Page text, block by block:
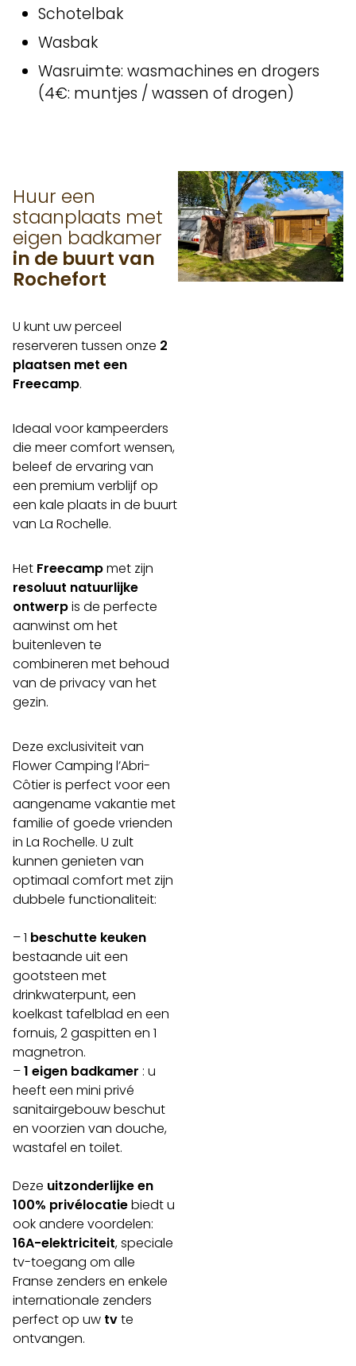
Schotelbak
Wasbak
Wasruimte: wasmachines en drogers
(4€: muntjes / wassen of drogen)
Huur een
staanplaats met
eigen badkamer
in de buurt van
Rochefort
U kunt uw perceel
reserveren tussen onze 2
plaatsen met een
Freecamp.
Ideaal voor kampeerders
die meer comfort wensen,
beleef de ervaring van
een premium verblijf op
een kale plaats in de buurt
van La Rochelle.
Het Freecampmet zijn
resoluut natuurlijke
ontwerpis de perfecte
aanwinst om het
buitenleven te
combineren met behoud
van de privacy van het
gezin.
Deze exclusiviteit van
Flower Camping l’Abri-
Côtier is perfect voor een
aangename vakantie met
familie of goede vrienden
in La Rochelle. U zult
kunnen genieten van
optimaal comfort met zijn
dubbele functionaliteit:
– 1 beschutte keuken
bestaande uit een
gootsteen met
drinkwaterpunt, een
koelkast tafelblad en een
fornuis, 2 gaspitten en 1
magnetron.
–1 eigen badkamer : u
heeft een mini privé
sanitairgebouw beschut
en voorzien van douche,
wastafel en toilet.
Deze uitzonderlijke en
100% privélocatiebiedt u
ook andere voordelen:
16A-elektriciteit, speciale
tv-toegang om alle
Franse zenders en enkele
internationale zenders
perfect op uw tvte
ontvangen.